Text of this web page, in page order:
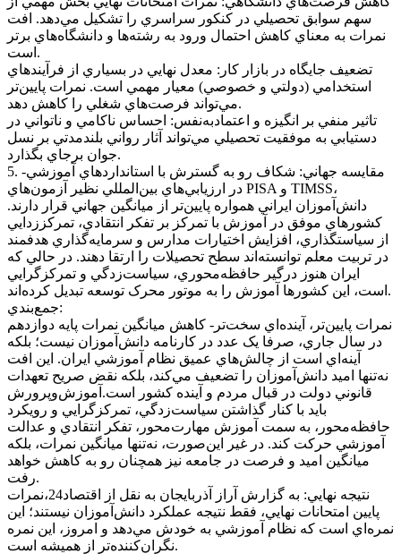
سهم سوابق تحصيلي در کنکور سراسري را تشکيل مي‌دهد. افت
نمرات به معناي کاهش احتمال ورود به رشته‌ها و دانشگاه‌هاي برتر
است.
تضعيف جايگاه در بازار کار: معدل نهايي در بسياري از فرآيند‌هاي
استخدامي (دولتي و خصوصي) معيار مهمي است. نمرات پايين‌تر
مي‌تواند فرصت‌هاي شغلي را کاهش دهد.
تاثير منفي بر انگيزه و اعتمادبه‌نفس: احساس ناکامي و ناتواني در
دستيابي به موفقيت تحصيلي مي‌تواند آثار رواني بلندمدتي بر نسل
جوان برجاي بگذارد.
5. مقايسه جهاني: شکاف رو به گسترش با استاندارد‌هاي آموزشي-
در ارزيابي‌هاي بين‌المللي نظير آزمون‌هاي PISA و TIMSS،
دانش‌آموزان ايراني همواره پايين‌تر از ميانگين جهاني قرار دارند.
کشور‌هاي موفق در آموزش با تمرکز بر تفکر انتقادي، تمرکززدايي
از سياستگذاري، افزايش اختيارات مدارس و سرمايه‌گذاري هدفمند
در تربيت معلم توانسته‌اند سطح تحصيلات را ارتقا دهند. در حالي که
ايران هنوز درگير حافظه‌محوري، سياست‌زدگي و تمرکزگرايي
است، اين کشور‌ها آموزش را به موتور محرک توسعه تبديل کرده‌اند.
جمع‌بندي:
نمرات پايين‌تر، آينده‌اي سخت‌تر- کاهش ميانگين نمرات پايه دوازدهم
در سال جاري، صرفا يک عدد در کارنامه دانش‌آموزان نيست؛ بلکه
آينه‌اي است از چالش‌هاي عميق نظام آموزشي ايران. اين افت
نه‌تنها اميد دانش‌آموزان را تضعيف مي‌کند، بلکه نقض صريح تعهدات
قانوني دولت در قبال مردم و آينده کشور است.آموزش‌وپرورش
بايد با کنار گذاشتن سياست‌زدگي، تمرکزگرايي و رويکرد
حافظه‌محور، به سمت آموزش مهارت‌محور، تفکر انتقادي و عدالت
آموزشي حرکت کند. در غير اين‌صورت، نه‌تنها ميانگين نمرات، بلکه
ميانگين اميد و فرصت در جامعه نيز همچنان رو به کاهش خواهد
رفت.
نتيجه نهايي: به گزارش آراز آذربايجان به نقل از اقتصاد24،نمرات
پايين امتحانات نهايي، فقط نتيجه عملکرد دانش‌آموزان نيستند؛ اين
نمره‌اي است که نظام آموزشي به خودش مي‌دهد و امروز، اين نمره
نگران‌کننده‌تر از هميشه است.